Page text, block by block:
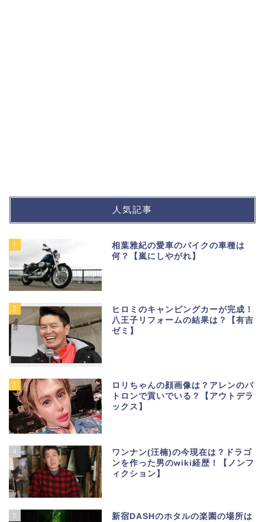
人気記事
1
相葉雅紀の愛車のバイクの車種は
何？【嵐にしやがれ】
2
ヒロミのキャンピングカーが完成！
八王子リフォームの結果は？【有吉
ゼミ】
3
ロリちゃんの顔画像は？アレンのパ
トロンで貢いでいる？【アウトデラ
ックス】
4
ワンナン(汪楠)の今現在は？ドラゴ
ンを作った男のwiki経歴！【ノンフ
ィクション】
5
新宿DASHのホタルの楽園の場所は